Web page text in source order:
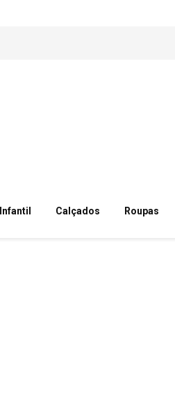
Infantil Calçados Roupas